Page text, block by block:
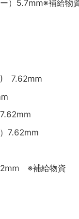
）5.7mm※補給物
) 7.62mm
7.62mm
※補給物資